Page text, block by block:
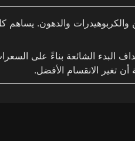
والكربوهيدرات والدهون.
البدء الشائعة بناءً على
أن تغير الانقسام الأفضل.